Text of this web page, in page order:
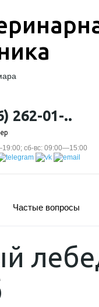
262-01-..
сб-вс: 09:00—15:00
Частые вопросы